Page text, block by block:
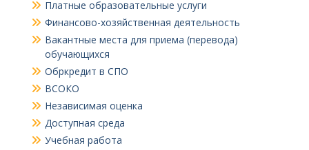
Платные образовательные услуги
Финансово-хозяйственная деятельность
Вакантные места для приема (перевода)
обучающихся
Обркредит в СПО
ВСОКО
Независимая оценка
Доступная среда
Учебная работа